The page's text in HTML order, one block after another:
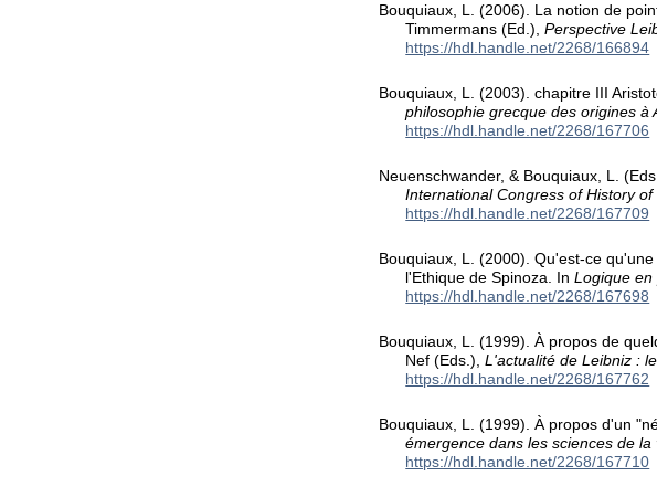
Bouquiaux, L. (2006). La notion de
Timmermans (Ed.),Perspective
https://hdl.handle.net/2268/166894
Bouquiaux, L. (2003). chapitre III
philosophie grecque des origines à
https://hdl.handle.net/2268/167706
Neuenschwander, & Bouquiaux, L.
International Congress of History of
https://hdl.handle.net/2268/167709
Bouquiaux, L. (2000). Qu'est-ce
l'Ethique de Spinoza. InLogique en
https://hdl.handle.net/2268/167698
Bouquiaux, L. (1999). À propos de
Nef (Eds.),L'actualité de Leibniz :
https://hdl.handle.net/2268/167762
Bouquiaux, L. (1999). À propos d'un
émergence dans les sciences de la
https://hdl.handle.net/2268/167710